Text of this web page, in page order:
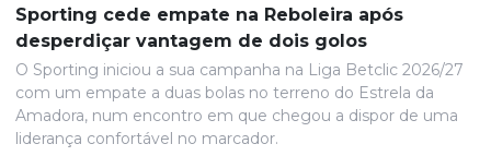
Sporting cede empate na Reboleira após
desperdiçar vantagem de dois golos
O Sporting iniciou a sua campanha na Liga Betclic 2026/27
com um empate a duas bolas no terreno do Estrela da
Amadora, num encontro em que chegou a dispor de uma
liderança confortável no marcador.